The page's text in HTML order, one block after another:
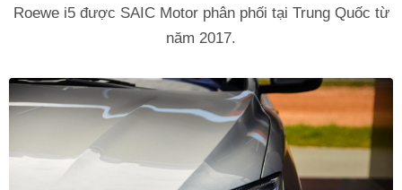
Roewe i5 được SAIC Motor phân phối tại Trung Quốc từ
năm 2017.